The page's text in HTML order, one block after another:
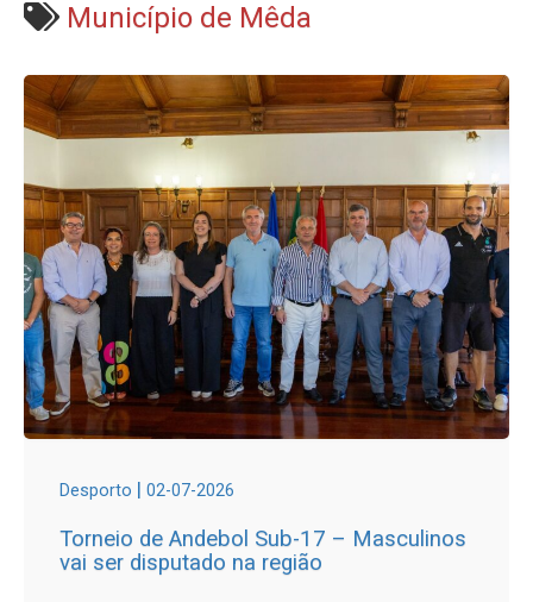
Município de Mêda
Desporto | 02-07-2026
Torneio de Andebol Sub-17 – Masculinos
vai ser disputado na região